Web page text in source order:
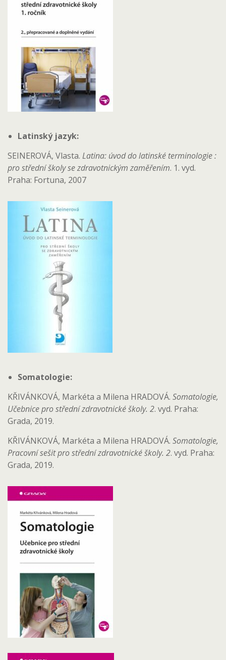
Latinský jazyk:
SEINEROVÁ, Vlasta. Latina: úvod do latinské terminologie :
pro střední školy se zdravotnickým zaměřením. 1. vyd.
Praha: Fortuna, 2007
Somatologie:
KŘIVÁNKOVÁ, Markéta a Milena HRADOVÁ. Somatologie,
Učebnice pro střední zdravotnické školy. 2. vyd. Praha:
Grada, 2019.
KŘIVÁNKOVÁ, Markéta a Milena HRADOVÁ. Somatologie,
Pracovní sešit pro střední zdravotnické školy. 2. vyd. Praha:
Grada, 2019.